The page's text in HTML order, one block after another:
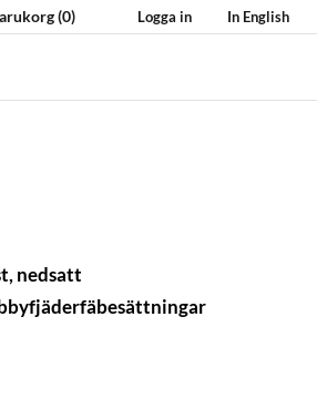
(0) Logga in In English
nedsatt